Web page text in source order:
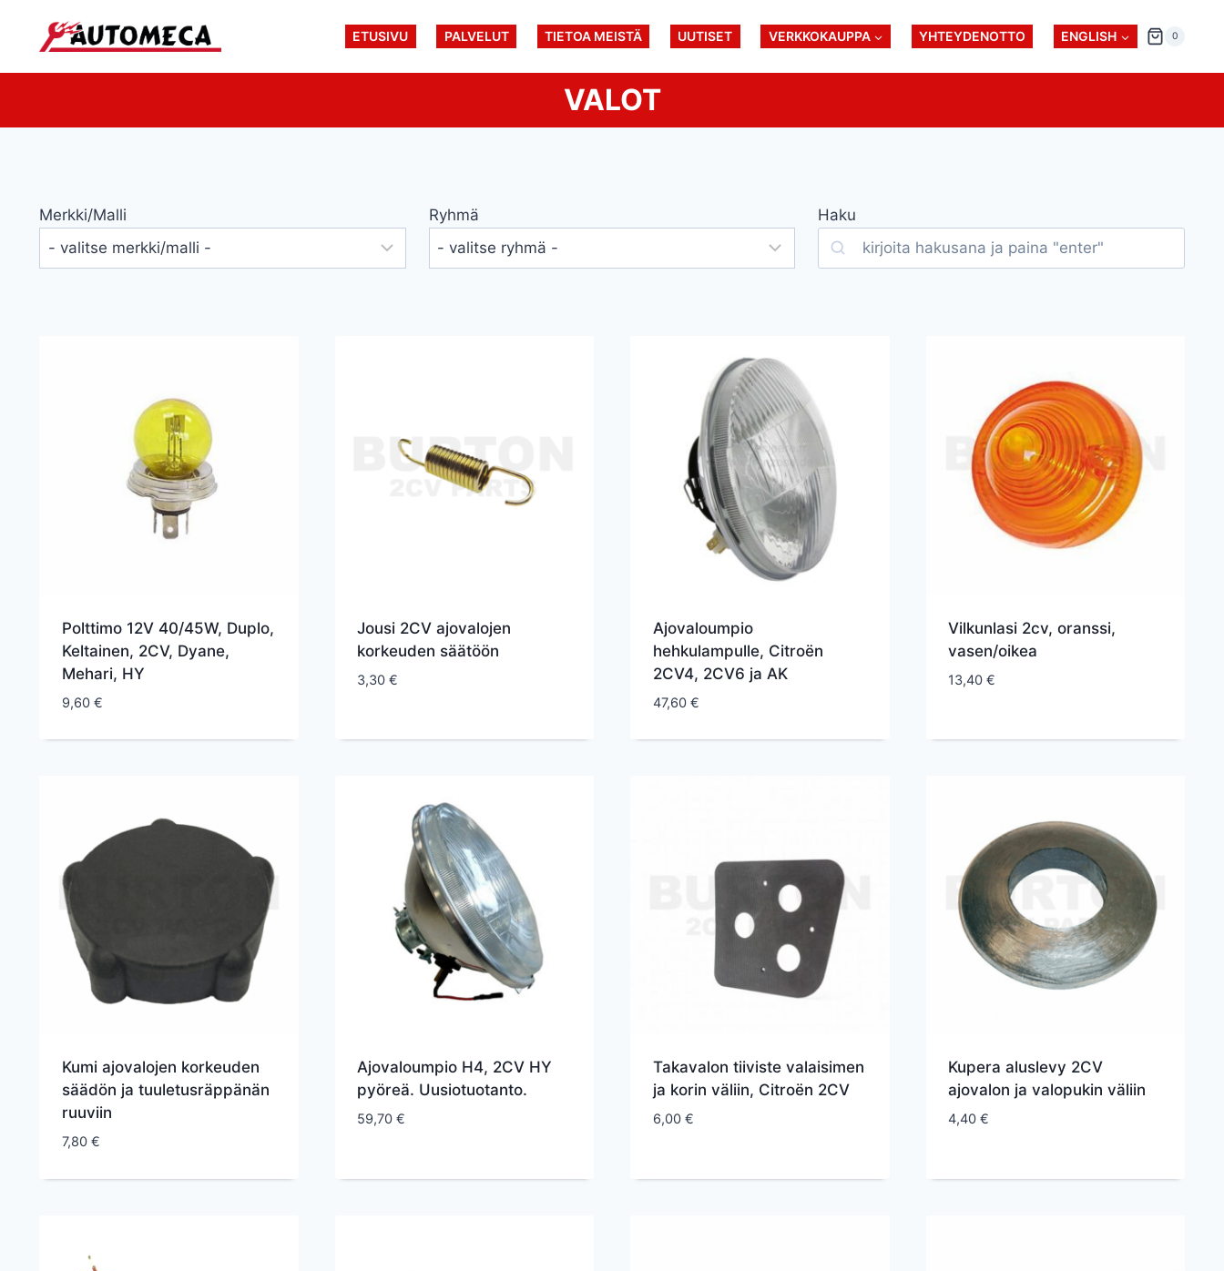
sisältöön
ETUSIVU PALVELUT TIETOA MEISTÄ UUTISET VERKKOKAUPPA YHTEYDENOTTO ENGLISH 0
VALOT
Merkki/malli Ryhmä
Haku
Search
Polttimo 12V 40/45W, Duplo,
Keltainen, 2CV, Dyane,
Mehari, HY
9,60 €
Jousi 2CV ajovalojen
korkeuden säätöön
3,30 €
Ajovaloumpio
hehkulampulle, Citroën
2CV4, 2CV6 ja AK
47,60 €
Vilkunlasi 2cv, oranssi,
vasen/oikea
13,40 €
Kumi ajovalojen korkeuden
säädön ja tuuletusräppänän
ruuviin
7,80 €
Ajovaloumpio H4, 2CV HY
pyöreä. Uusiotuotanto.
59,70 €
Takavalon tiiviste valaisimen
ja korin väliin, Citroën 2CV
6,00 €
Kupera aluslevy 2CV
ajovalon ja valopukin väliin
4,40 €